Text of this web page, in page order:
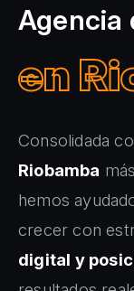
Agencia
en
Consolidada
Riobamba
hemos
crecer con
digital y